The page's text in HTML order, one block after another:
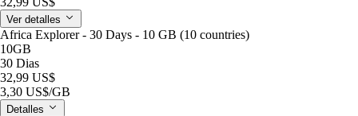
Ver detalles
Africa Explorer - 30 Days - 10 GB (10 countries)
10GB
30 Dias
32,99 US$
3,30 US$/GB
Detalles